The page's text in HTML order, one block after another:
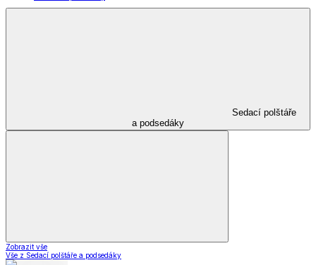
Sedací polštáře
a podsedáky
Zobrazit vše
Vše z Sedací polštáře a podsedáky